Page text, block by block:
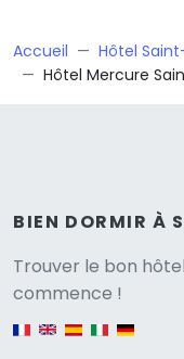
Accueil Hôtel
Hôtel Mercure
BIEN DORMIR À
Trouver le bon
commence !
English version